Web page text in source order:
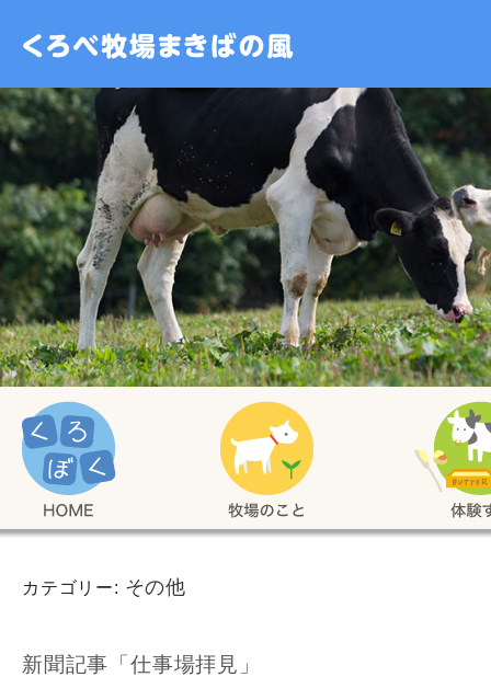
カテゴリー: その他
新聞記事「仕事場拝見」